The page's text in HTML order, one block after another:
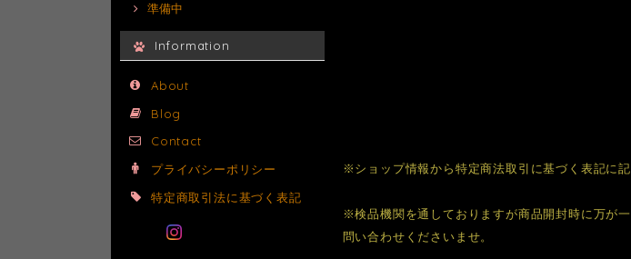
準備中
Information
About
Blog
Contact
プライバシーポリシー
特定商取引法に基づく表記
※ショップ情報から特定商法取引に基づく表記に
※検品機関を通しておりますが商品開封時に万が
問い合わせくださいませ。